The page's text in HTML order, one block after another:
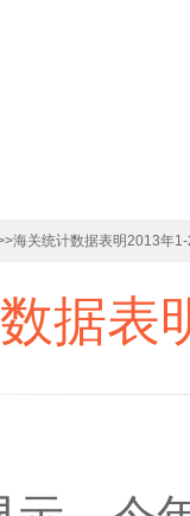
海关统计数据表明2013年
据表